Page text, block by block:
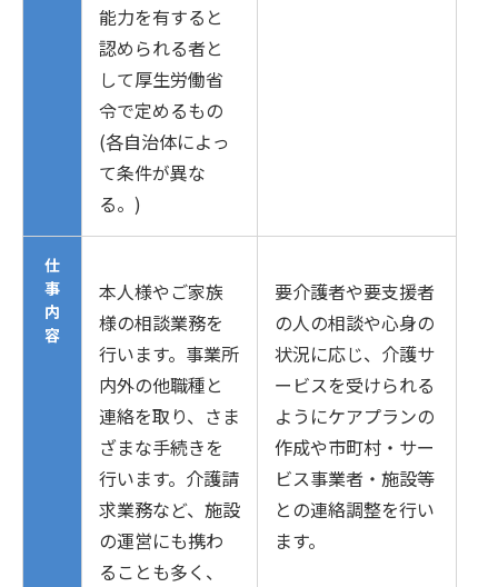
能力を有すると
認められる者と
して厚生労働省
令で定めるもの
(各自治体によっ
て条件が異な
る。)
仕
事
内
容
本人様やご家族
様の相談業務を
行います。事業所
内外の他職種と
連絡を取り、さま
ざまな手続きを
行います。介護請
求業務など、施設
の運営にも携わ
ることも多く、
要介護者や要支援者
の人の相談や心身の
状況に応じ、介護サ
ービスを受けられる
ようにケアプランの
作成や市町村・サー
ビス事業者・施設等
との連絡調整を行い
ます。